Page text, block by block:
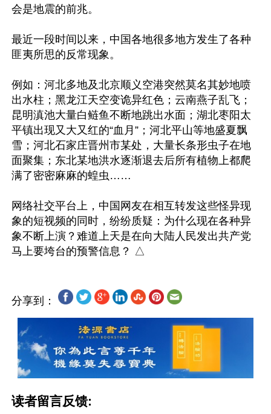
会是地震的前兆。
最近一段时间以来，中国各地很多地方发生了各种
匪夷所思的反常现象。
例如：河北多地及北京顺义空港突然莫名其妙地喷
出水柱；黑龙江天空变诡异红色；云南燕子乱飞；
昆明滇池大量白鲢鱼不断地跳出水面；湖北枣阳太
平镇出现又大又红的“血月”；河北平山等地盛夏飘
雪；河北石家庄晋州市某处，大量长条形虫子在地
面聚集；东北某地洪水逐渐退去后所有植物上都爬
满了密密麻麻的蝗虫……
网络社交平台上，中国网友在相互转发这些怪异现
象的短视频的同时，纷纷质疑：为什么现在各种异
象不断上演？难道上天是在向大陆人民发出共产党
分享到：
读者留言反馈: